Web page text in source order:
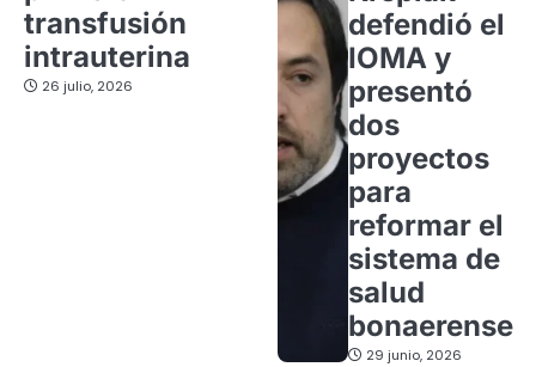
transfusión
intrauterina
26 julio, 2026
defendió el
IOMA y
presentó
dos
proyectos
para
reformar el
sistema de
salud
bonaerense
29 junio, 2026